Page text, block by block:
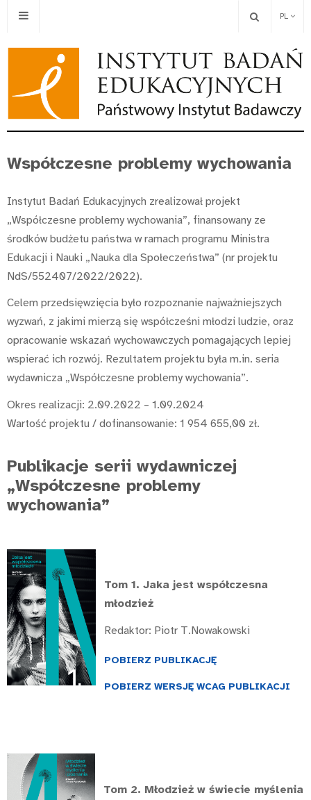
PL
Współczesne problemy wychowania
Instytut Badań Edukacyjnych zrealizował projekt
„Współczesne problemy wychowania”, finansowany ze
środków budżetu państwa w ramach programu Ministra
Edukacji i Nauki „Nauka dla Społeczeństwa” (nr projektu
NdS/552407/2022/2022).
Celem przedsięwzięcia było rozpoznanie najważniejszych
wyzwań, z jakimi mierzą się współcześni młodzi ludzie, oraz
opracowanie wskazań wychowawczych pomagających lepiej
wspierać ich rozwój. Rezultatem projektu była m.in. seria
wydawnicza „Współczesne problemy wychowania”.
Okres realizacji: 2.09.2022 – 1.09.2024
Wartość projektu / dofinansowanie: 1 954 655,00 zł.
Publikacje serii wydawniczej
„Współczesne problemy
wychowania”
Tom 1. Jaka jest współczesna
młodzież
Redaktor: Piotr T.Nowakowski
POBIERZ PUBLIKACJĘ
POBIERZ WERSJĘ WCAG PUBLIKACJI
Tom 2. Młodzież w świecie myślenia